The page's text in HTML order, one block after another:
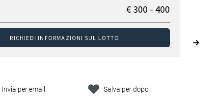
€ 300 - 400
RICHIEDI INFORMAZIONI SUL LOTTO
Invia per email
Salva per dopo